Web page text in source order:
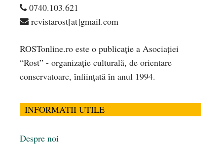
0740.103.621
revistarost[at]gmail.com
ROSTonline.ro este o publicaţie a Asociaţiei
“Rost” - organizaţie culturală, de orientare
conservatoare, înfiinţată în anul 1994.
INFORMATII UTILE
Despre noi